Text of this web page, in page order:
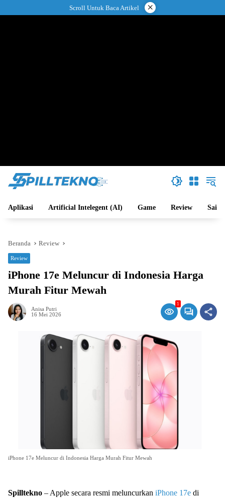
ke
Scroll Untuk Baca Artikel ×
Aplikasi Artificial Intelegent (AI) Game Review Sains
Beranda Review
Review
iPhone 17e Meluncur di Indonesia Harga
Murah Fitur Mewah
Anisa Putri
16 Mei 2026
1
iPhone 17e Meluncur di Indonesia Harga Murah Fitur Mewah
Spilltekno – Apple secara resmi meluncurkan iPhone 17e di